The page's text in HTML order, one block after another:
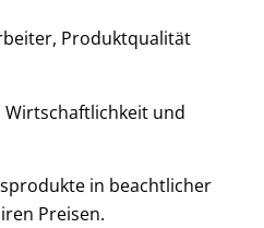
Produktqualität
Wirtschaftlichkeit und
in beachtlicher
Preisen.